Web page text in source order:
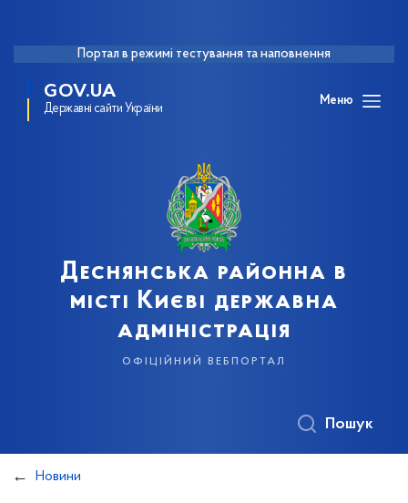
Портал в режимі тестування та наповнення
GOV.UA
Державні сайти України
Меню
Деснянська районна в
місті Києві державна
адміністрація
офіційний вебпортал
Пошук
Новини